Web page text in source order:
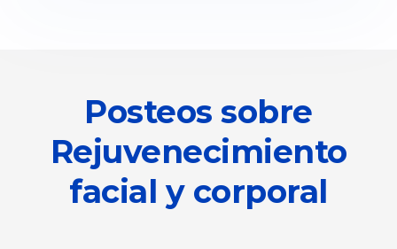
Posteos sobre
Rejuvenecimiento
facial y corporal